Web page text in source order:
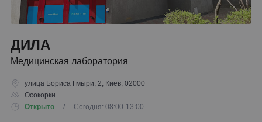
ДИЛА
Медицинская лаборатория
улица Бориса Гмыри, 2, Киев, 02000
Осокорки
Открыто
/ Сегодня: 08:00-13:00